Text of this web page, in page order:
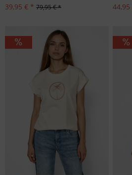
39,95 € * 79,95 € *